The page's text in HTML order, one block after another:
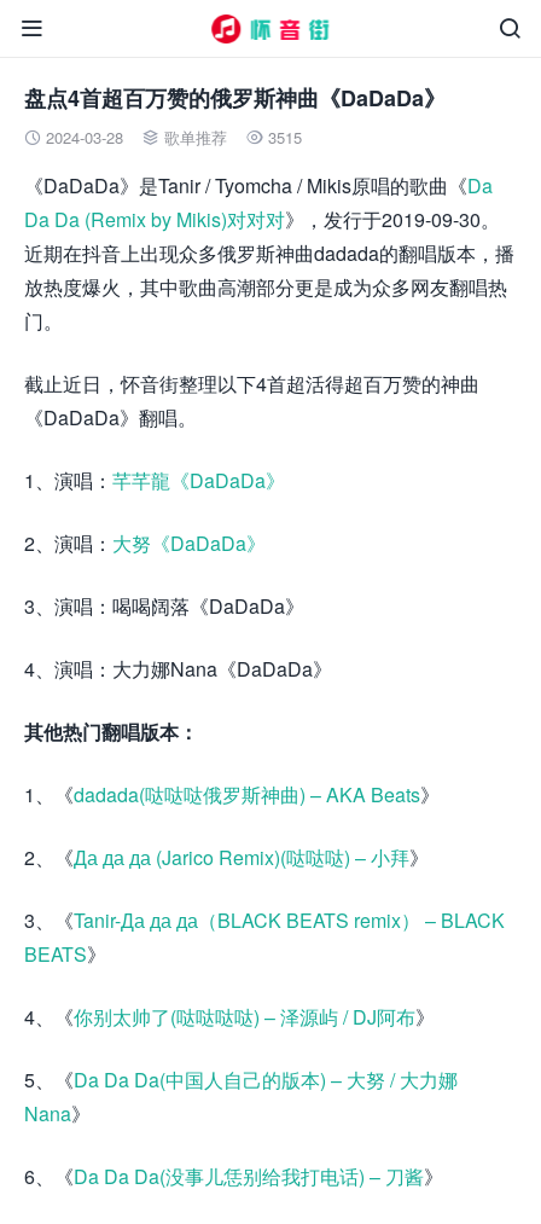


盘点4首超百万赞的俄罗斯神曲《DaDaDa》
 2024-03-28  歌单推荐  3515
《DaDaDa》是Tanir / Tyomcha / Mikis原唱的歌曲《Da
Da Da (Remix by Mikis)对对对》，发行于2019-09-30。
近期在抖音上出现众多俄罗斯神曲dadada的翻唱版本，播
放热度爆火，其中歌曲高潮部分更是成为众多网友翻唱热
门。
截止近日，怀音街整理以下4首超活得超百万赞的神曲
《DaDaDa》翻唱。
1、演唱： 芊芊龍《DaDaDa》
2、演唱： 大努《DaDaDa》
3、演唱：喝喝阔落《DaDaDa》
4、演唱：大力娜Nana《DaDaDa》
其他热门翻唱版本：
1、《dadada(哒哒哒俄罗斯神曲) – AKA Beats》
2、《Да да да (Jarico Remix)(哒哒哒) – 小拜》
3、《Tanir-Да да да（BLACK BEATS remix） – BLACK
BEATS》
4、《你别太帅了(哒哒哒哒) – 泽源屿 / DJ阿布》
5、《Da Da Da(中国人自己的版本) – 大努 / 大力娜
Nana》
6、《Da Da Da(没事儿恁别给我打电话) – 刀酱》